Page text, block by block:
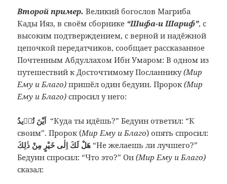
Второй пример. Великий богослов Магриба
Кады Ияз, в своём сборнике “Шифа-и Шариф”, с
высоким подтверждением, с верной и надёжной
цепочкой передатчиков, сообщает рассказанное
Почтенным Абдуллахом Ибн Умаром: В одном из
путешествий к Досточтимому Посланнику(Мир
Ему и Благо) пришёл один бедуин. Пророк(Мир
Ему и Благо) спросил у него:
اَيْنَ تُرٖيدُ “Куда ты идёшь?” Бедуин ответил: “К
своим”. Пророк (Мир Ему и Благо) опять спросил:
هَلْ لَكَ اِلٰى خَيْرٍ مِنْ ذٰلِكَ “Не желаешь ли лучшего?”
Бедуин спросил: “Что это?” Он(Мир Ему и Благо)
сказал: